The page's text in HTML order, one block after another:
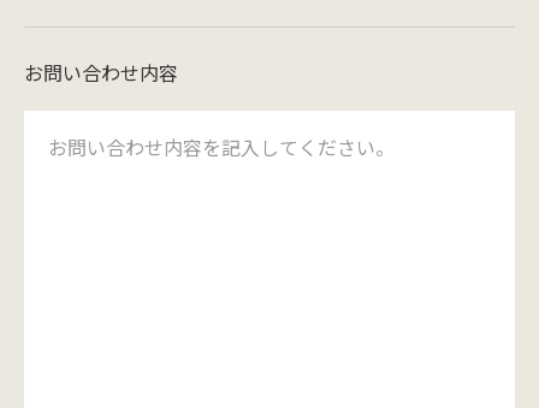
お問い合わせ内容